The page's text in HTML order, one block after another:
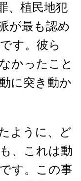
、植民地犯
が最も認め
す。彼ら
かったこと
に突き動か
ように、ど
、これは動
す。この事